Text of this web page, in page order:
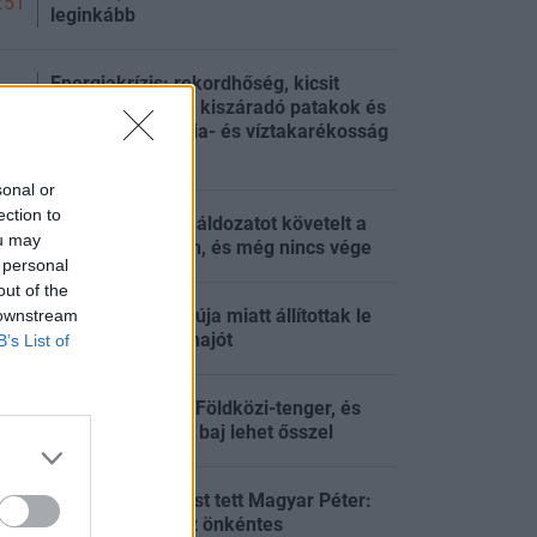
or
to
may
of the
List of
leginkább
Energiakrízis: rekordhőség, kicsit
magasabb Duna, kiszáradó patakok és
folytatódó energia- és víztakarékosság
Már több tízezer áldozatot követelt a
hőség Európában, és még nincs vége
Halálos kór gyanúja miatt állítottak le
egy utasszállító hajót
Nagyon meleg a Földközi-tenger, és
ebből még óriási baj lehet ősszel
Fontos bejelentést tett Magyar Péter:
nincs szükség az önkéntes